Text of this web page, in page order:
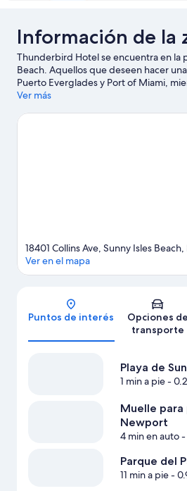
Información de la
Thunderbird Hotel se encuentra en la
Beach. Aquellos que deseen hacer
Puerto Everglades y Port of Miami,
quieran ir de compras pueden visitar
evento o partido? Échale un vistazo a
Ver más
Mapa
18401 Collins Ave, Sunny Isles Beach,
Ver en el mapa
Puntos de interés
Opciones de
transporte
Playa de
1 min a pie-
Muelle para
Newport
4 min en auto-
Parque del
11 min a pie-